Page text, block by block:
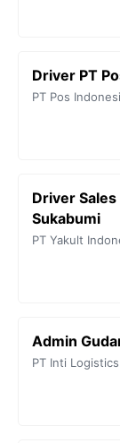
Driver PT
PT Pos
Driver
Sukabumi
PT Yakult
Admin
PT Inti